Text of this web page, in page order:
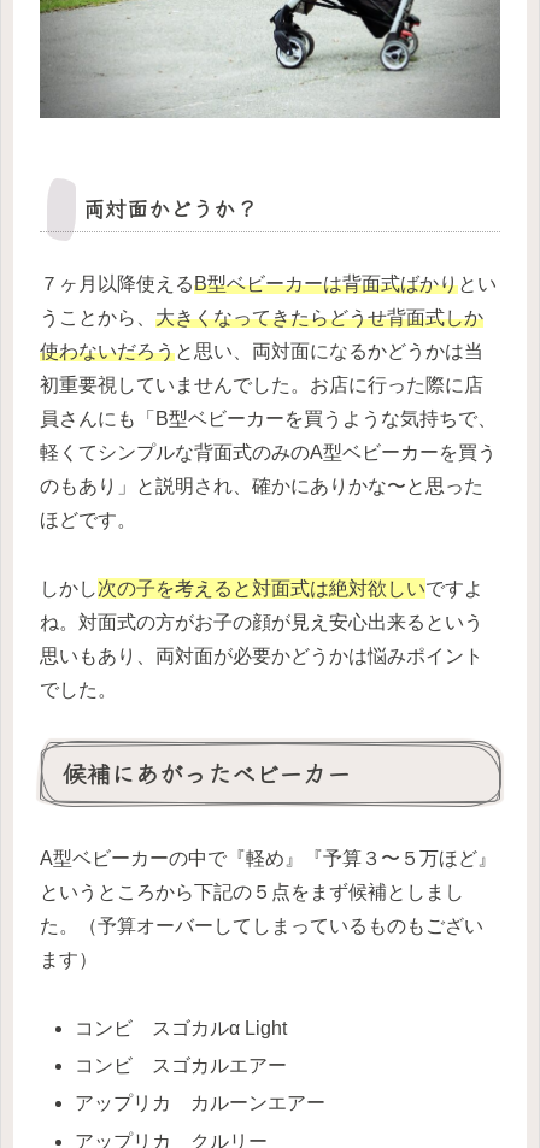
両対面かどうか？
７ヶ月以降使えるB型ベビーカーは背面式ばかりとい
うことから、 大きくなってきたらどうせ背面式しか
使わないだろうと思い、両対面になるかどうかは当
初重要視していませんでした。お店に行った際に店
員さんにも「B型ベビーカーを買うような気持ちで、
軽くてシンプルな背面式のみのA型ベビーカーを買う
のもあり」と説明され、確かにありかな〜と思った
ほどです。
しかし次の子を考えると対面式は絶対欲しいですよ
ね。対面式の方がお子の顔が見え安心出来るという
思いもあり、両対面が必要かどうかは悩みポイント
でした。
候補にあがったベビーカー
A型ベビーカーの中で『軽め』『予算３〜５万ほど』
というところから下記の５点をまず候補としまし
た。（予算オーバーしてしまっているものもござい
ます）
コンビ スゴカルα Light
コンビ スゴカルエアー
アップリカ カルーンエアー
アップリカ クルリー